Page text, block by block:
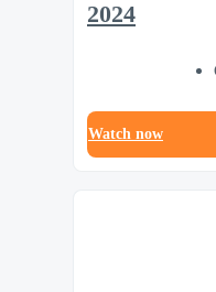
2024
Watch now